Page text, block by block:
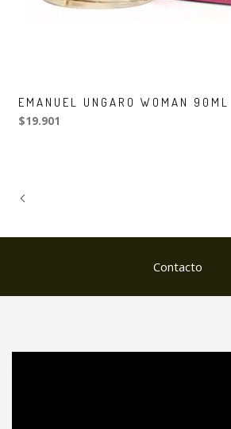
EMANUEL UNGARO WOMAN 90ML
$19.901
Contacto